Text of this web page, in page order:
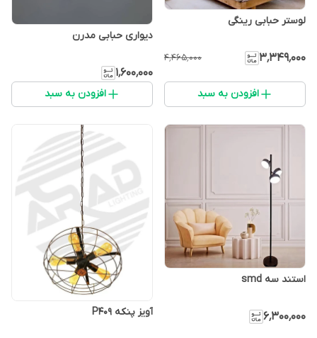
لوستر حبابی رینگی
۳٬۳۴۹٬۰۰۰ ۴٬۴۶۵٬۰۰۰
افزودن به سبد
دیواری حبابی مدرن
۱٬۶۰۰٬۰۰۰
افزودن به سبد
استند سه smd
۶٬۳۰۰٬۰۰۰ آویز پنکه P409